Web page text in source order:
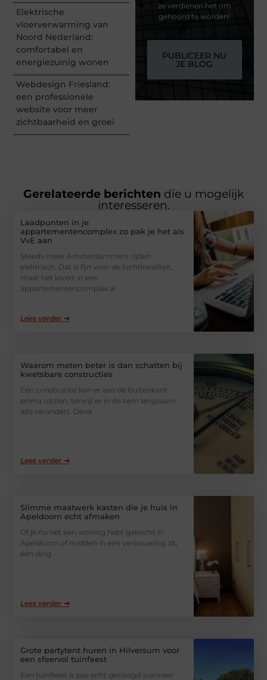
Elektrische
vloerverwarming van
Noord Nederland:
comfortabel en
energiezuinig wonen
Webdesign Friesland:
een professionele
website voor meer
zichtbaarheid en groei
ze verdienen het om
gehoord te worden!
PUBLICEER NU
JE BLOG
Gerelateerde berichten die u mogelijk
interesseren.
Laadpunten in je
appartementencomplex zo pak je het als
VvE aan
Steeds meer Amsterdammers rijden
elektrisch. Dat is fijn voor de luchtkwaliteit,
maar het levert in een
appartementencomplex al
Lees verder ➜
Waarom meten beter is dan schatten bij
kwetsbare constructies
Een constructie kan er aan de buitenkant
prima uitzien, terwijl er in de kern langzaam
iets verandert. Denk
Lees verder ➜
Slimme maatwerk kasten die je huis in
Apeldoorn echt afmaken
Of je nu net een woning hebt gekocht in
Apeldoorn of midden in een verbouwing zit,
één ding
Lees verder ➜
Grote partytent huren in Hilversum voor
een sfeervol tuinfeest
Een tuinfeest is pas echt geslaagd wanneer